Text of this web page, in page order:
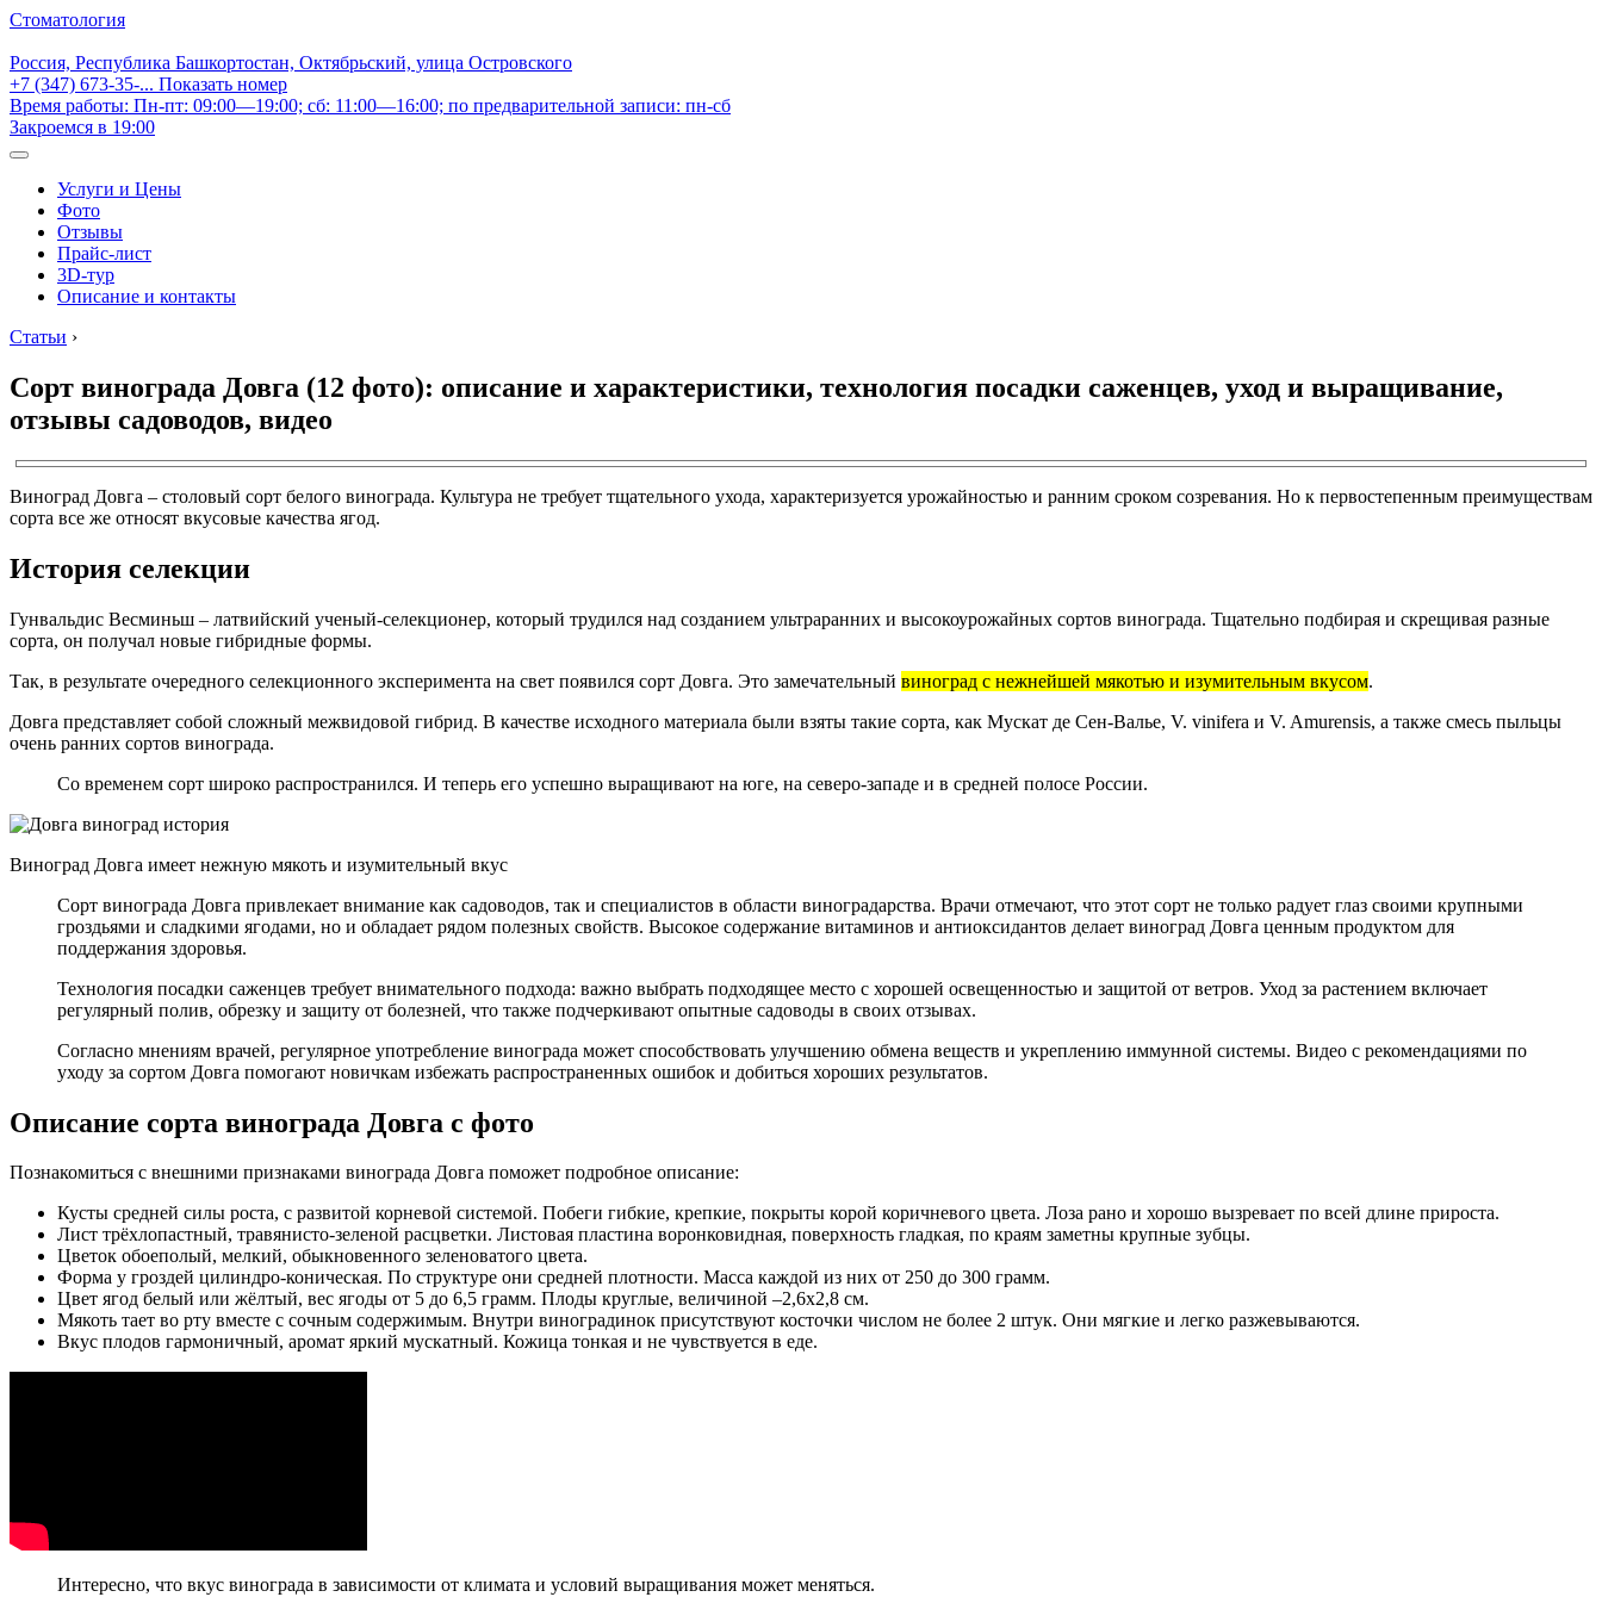
Стоматология
Россия, Республика Башкортостан, Октябрьский, улица Островского
+7 (347) 673-35-... Показать номер
Время работы: Пн-пт: 09:00—19:00; сб: 11:00—16:00; по предварительной записи: пн-сб
Закроемся в 19:00
Услуги и Цены
Фото
Отзывы
Прайс-лист
3D-тур
Описание и контакты
Статьи ›
Сорт винограда Довга (12 фото): описание и характеристики, технология посадки саженцев, уход и выращивание,
отзывы садоводов, видео
Виноград Довга – столовый сорт белого винограда. Культура не требует тщательного ухода, характеризуется урожайностью и ранним сроком созревания. Но к первостепенным преимуществам
сорта все же относят вкусовые качества ягод.
История селекции
Гунвальдис Весминьш – латвийский ученый-селекционер, который трудился над созданием ультраранних и высокоурожайных сортов винограда. Тщательно подбирая и скрещивая разные
сорта, он получал новые гибридные формы.
Так, в результате очередного селекционного эксперимента на свет появился сорт Довга. Это замечательный виноград с нежнейшей мякотью и изумительным вкусом.
Довга представляет собой сложный межвидовой гибрид. В качестве исходного материала были взяты такие сорта, как Мускат де Сен-Валье, V. vinifera и V. Amurensis, а также смесь пыльцы
очень ранних сортов винограда.
Со временем сорт широко распространился. И теперь его успешно выращивают на юге, на северо-западе и в средней полосе России.
Виноград Довга имеет нежную мякоть и изумительный вкус
Сорт винограда Довга привлекает внимание как садоводов, так и специалистов в области виноградарства. Врачи отмечают, что этот сорт не только радует глаз своими крупными
гроздьями и сладкими ягодами, но и обладает рядом полезных свойств. Высокое содержание витаминов и антиоксидантов делает виноград Довга ценным продуктом для
поддержания здоровья.
Технология посадки саженцев требует внимательного подхода: важно выбрать подходящее место с хорошей освещенностью и защитой от ветров. Уход за растением включает
регулярный полив, обрезку и защиту от болезней, что также подчеркивают опытные садоводы в своих отзывах.
Согласно мнениям врачей, регулярное употребление винограда может способствовать улучшению обмена веществ и укреплению иммунной системы. Видео с рекомендациями по
уходу за сортом Довга помогают новичкам избежать распространенных ошибок и добиться хороших результатов.
Описание сорта винограда Довга с фото
Познакомиться с внешними признаками винограда Довга поможет подробное описание:
Кусты средней силы роста, с развитой корневой системой. Побеги гибкие, крепкие, покрыты корой коричневого цвета. Лоза рано и хорошо вызревает по всей длине прироста.
Лист трёхлопастный, травянисто-зеленой расцветки. Листовая пластина воронковидная, поверхность гладкая, по краям заметны крупные зубцы.
Цветок обоеполый, мелкий, обыкновенного зеленоватого цвета.
Форма у гроздей цилиндро-коническая. По структуре они средней плотности. Масса каждой из них от 250 до 300 грамм.
Цвет ягод белый или жёлтый, вес ягоды от 5 до 6,5 грамм. Плоды круглые, величиной –2,6х2,8 см.
Мякоть тает во рту вместе с сочным содержимым. Внутри виноградинок присутствуют косточки числом не более 2 штук. Они мягкие и легко разжевываются.
Вкус плодов гармоничный, аромат яркий мускатный. Кожица тонкая и не чувствуется в еде.
Интересно, что вкус винограда в зависимости от климата и условий выращивания может меняться.